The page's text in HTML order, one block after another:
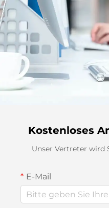
Kostenloses
Unser Vertreter wird
E-Mail